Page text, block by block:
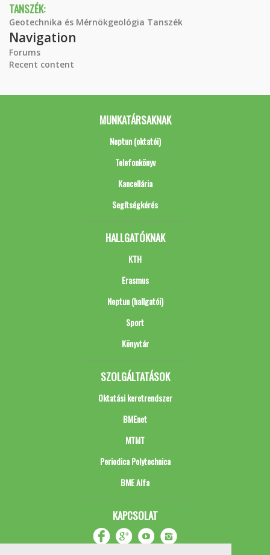
TANSZÉK:
Geotechnika és Mérnökgeológia Tanszék
Navigation
Forums
Recent content
MUNKATÁRSAKNAK
Neptun (oktatói)
Telefonkönyv
Kancellária
Segítségkérés
HALLGATÓKNAK
KTH
Erasmus
Neptun (hallgatói)
Sport
Könyvtár
SZOLGÁLTATÁSOK
Oktatási keretrendszer
BMEnet
MTMT
Periodica Polytechnica
BME Alfa
KAPCSOLAT